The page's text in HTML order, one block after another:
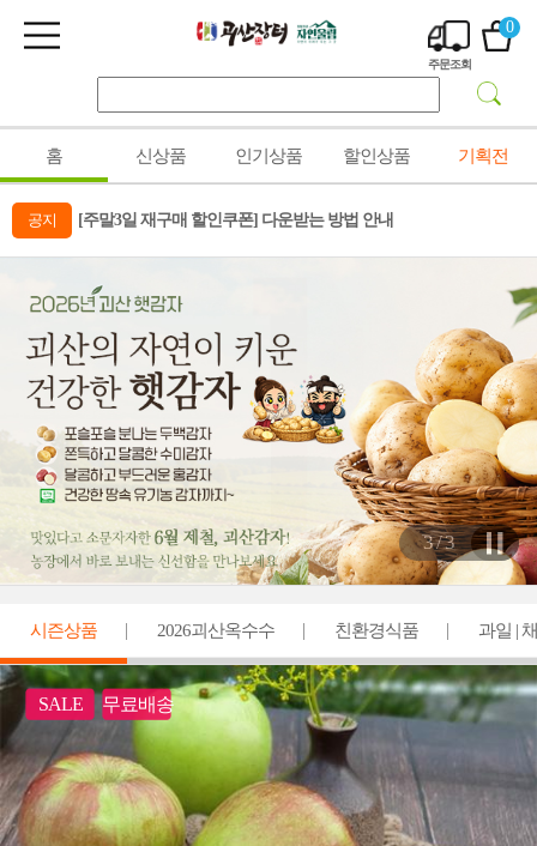
주문조회
0
홈 신상품 인기상품 할인상품 기획전
공지 [주말3일 재구매 할인쿠폰] 다운받는 방법 안내
3/ 3
시즌상품 2026괴산옥수수 친환경식품 과일 |
축수산 | 밀키트
SALE 무료배송